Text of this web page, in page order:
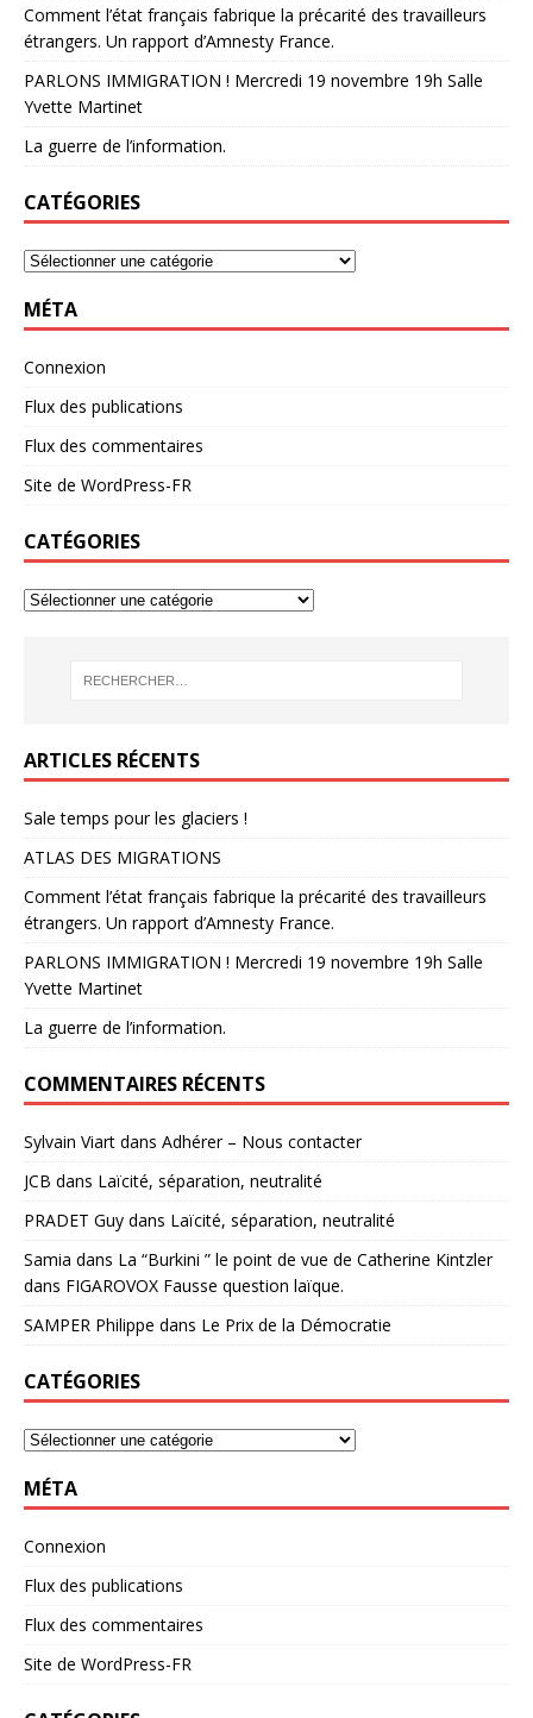
Comment l’état français fabrique la précarité des travailleurs
étrangers. Un rapport d’Amnesty France.
PARLONS IMMIGRATION ! Mercredi 19 novembre 19h Salle
Yvette Martinet
La guerre de l’information.
CATÉGORIES
MÉTA
Connexion
Flux des publications
Flux des commentaires
Site de WordPress-FR
CATÉGORIES
ARTICLES RÉCENTS
Sale temps pour les glaciers !
ATLAS DES MIGRATIONS
Comment l’état français fabrique la précarité des travailleurs
étrangers. Un rapport d’Amnesty France.
PARLONS IMMIGRATION ! Mercredi 19 novembre 19h Salle
Yvette Martinet
La guerre de l’information.
COMMENTAIRES RÉCENTS
Sylvain Viart dans Adhérer – Nous contacter
JCB dans Laïcité, séparation, neutralité
PRADET Guy dans Laïcité, séparation, neutralité
Samia dans La “Burkini ” le point de vue de Catherine Kintzler
dans FIGAROVOX Fausse question laïque.
SAMPER Philippe dans Le Prix de la Démocratie
CATÉGORIES
MÉTA
Connexion
Flux des publications
Flux des commentaires
Site de WordPress-FR